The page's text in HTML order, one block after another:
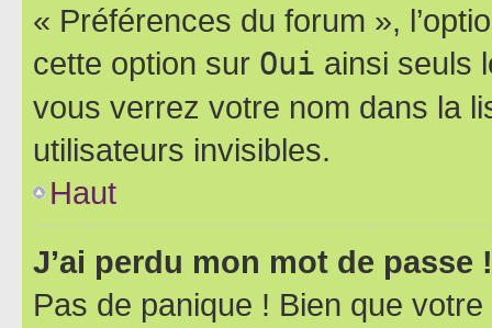
« Préférences du forum »,
cette option sur Oui ainsi seuls
vous verrez votre nom dans la
utilisateurs invisibles.
Haut
J’ai perdu mon mot de passe !
Pas de panique ! Bien que